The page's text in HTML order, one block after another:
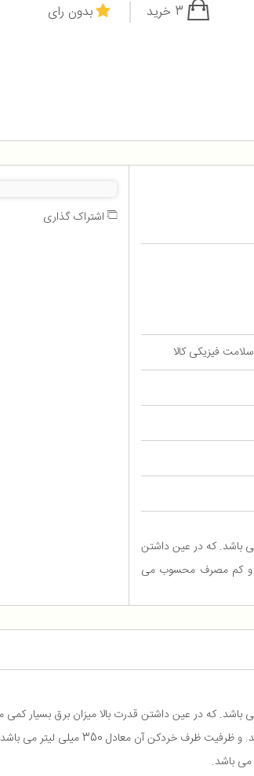
بدون رای
بسیار بالایی دارد و توان مصرفی آن معادل 600 وات می باشد. که در عین داشتن
و کم مصرف محسوب می‌
اشتراک گذاری
لیتر می باشد که میزان بسیار بالایی است.
باشد.